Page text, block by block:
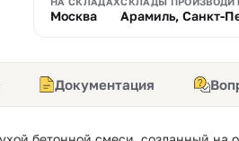
Москва Арамиль, Санкт-
Документация